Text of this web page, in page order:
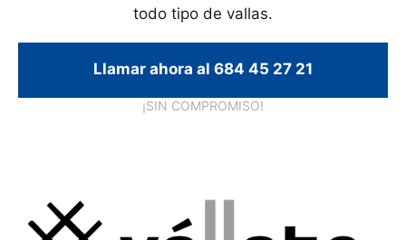
todo tipo de vallas.
Llamar ahora al 684 45 27 21
¡SIN COMPROMISO!